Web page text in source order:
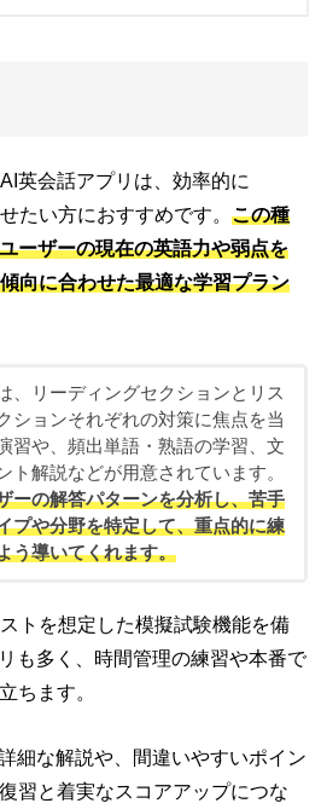
英会話アプリは、効率的に
たい方におすすめです。この種
ーザーの現在の英語力や弱点を
向に合わせた最適な学習プラン
、リーディングセクションとリス
ションそれぞれの対策に焦点を当
習や、頻出単語・熟語の学習、文
ト解説などが用意されています。
ーの解答パターンを分析し、苦手
プや分野を特定して、重点的に練
う導いてくれます。
トを想定した模擬試験機能を備
も多く、時間管理の練習や本番で
ちます。
細な解説や、間違いやすいポイン
習と着実なスコアアップにつな